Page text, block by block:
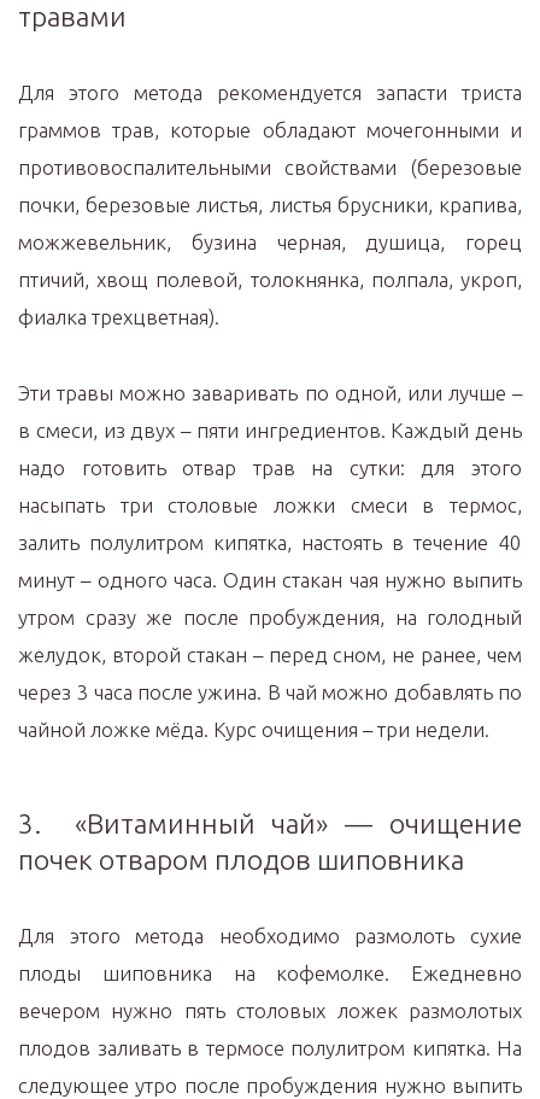
травами
Для этого метода рекомендуется запасти триста
граммов трав, которые обладают мочегонными и
противовоспалительными свойствами (березовые
почки, березовые листья, листья брусники, крапива,
можжевельник, бузина черная, душица, горец
птичий, хвощ полевой, толокнянка, полпала, укроп,
фиалка трехцветная).
Эти травы можно заваривать по одной, или лучше –
в смеси, из двух – пяти ингредиентов. Каждый день
надо готовить отвар трав на сутки: для этого
насыпать три столовые ложки смеси в термос,
залить полулитром кипятка, настоять в течение 40
минут – одного часа. Один стакан чая нужно выпить
утром сразу же после пробуждения, на голодный
желудок, второй стакан – перед сном, не ранее, чем
через 3 часа после ужина. В чай можно добавлять по
чайной ложке мёда. Курс очищения – три недели.
3. «Витаминный чай» — очищение
почек отваром плодов шиповника
Для этого метода необходимо размолоть сухие
плоды шиповника на кофемолке. Ежедневно
вечером нужно пять столовых ложек размолотых
плодов заливать в термосе полулитром кипятка. На
следующее утро после пробуждения нужно выпить